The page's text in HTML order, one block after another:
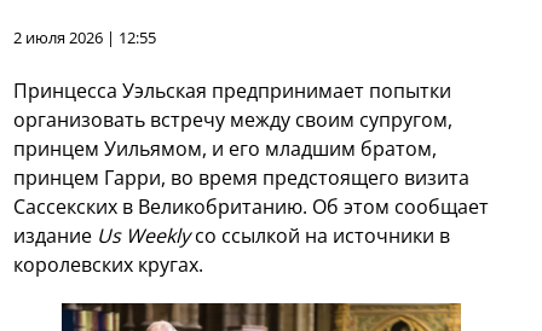
2 июля 2026 | 12:55
Принцесса Уэльская предпринимает попытки
организовать встречу между своим супругом,
принцем Уильямом, и его младшим братом,
принцем Гарри, во время предстоящего визита
Сассекских в Великобританию. Об этом сообщает
издание Us Weeklyсо ссылкой на источники в
королевских кругах.